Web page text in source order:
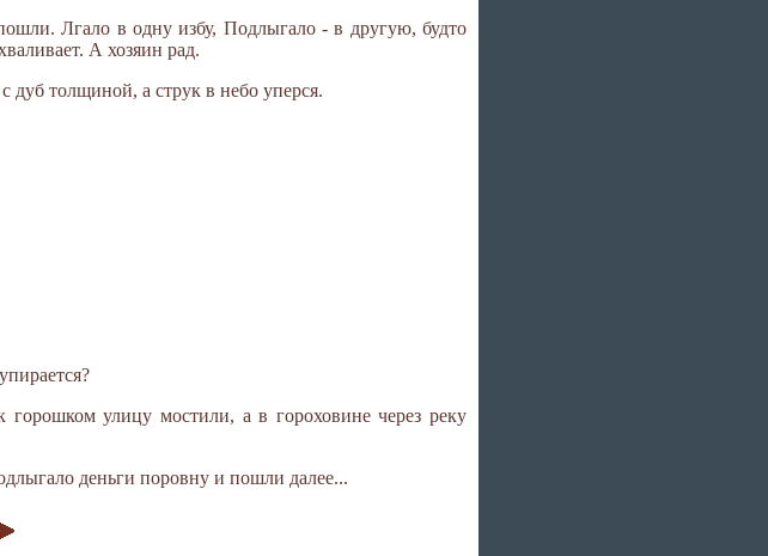
Лгало в одну избу, Подлыгало - в другую, будто
А хозяин рад.
дуб толщиной, а струк в небо уперся.
улицу мостили, а в гороховине через реку
деньги поровну и пошли далее...